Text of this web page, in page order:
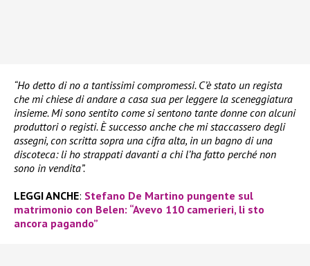
“Ho detto di no a tantissimi compromessi. C’è stato un regista
che mi chiese di andare a casa sua per leggere la sceneggiatura
insieme. Mi sono sentito come si sentono tante donne con alcuni
produttori o registi. È successo anche che mi staccassero degli
assegni, con scritta sopra una cifra alta, in un bagno di una
discoteca: li ho strappati davanti a chi l’ha fatto perché non
sono in vendita”.
LEGGI ANCHE: Stefano De Martino pungente sul
matrimonio con Belen: “Avevo 110 camerieri, li sto
ancora pagando”